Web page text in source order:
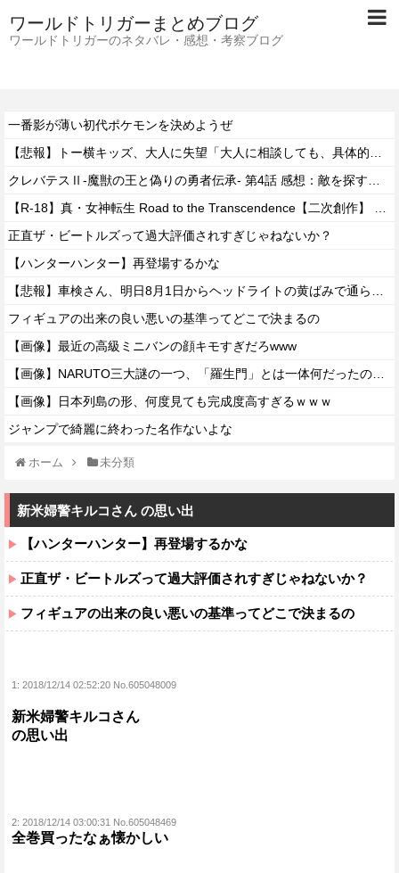
ワールドトリガーまとめブログ
ワールドトリガーのネタバレ・感想・考察ブログ
一番影が薄い初代ポケモンを決めようぜ
正直ザ・ビートルズって過大評価されすぎじゃねないか？
【ハンターハンター】再登場するかな
フィギュアの出来の良い悪いの基準ってどこで決まるの
【画像】最近の高級ミニバンの顔キモすぎだろwww
【画像】日本列島の形、何度見ても完成度高すぎるｗｗｗ
ジャンプで綺麗に終わった名作ないよな
ホーム 未分類
新米婦警キルコさん の思い出
【ハンターハンター】再登場するかな
正直ザ・ビートルズって過大評価されすぎじゃねないか？
フィギュアの出来の良い悪いの基準ってどこで決まるの
1: 2018/12/14 02:52:20 No.605048009
新米婦警キルコさん
の思い出
2: 2018/12/14 03:00:31 No.605048469
全巻買ったなぁ懐かしい